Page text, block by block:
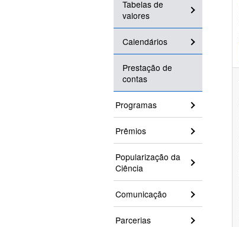
Tabelas de
valores
Calendários
Prestação de
contas
Programas
Prêmios
Popularização da
Ciência
Comunicação
Parcerias